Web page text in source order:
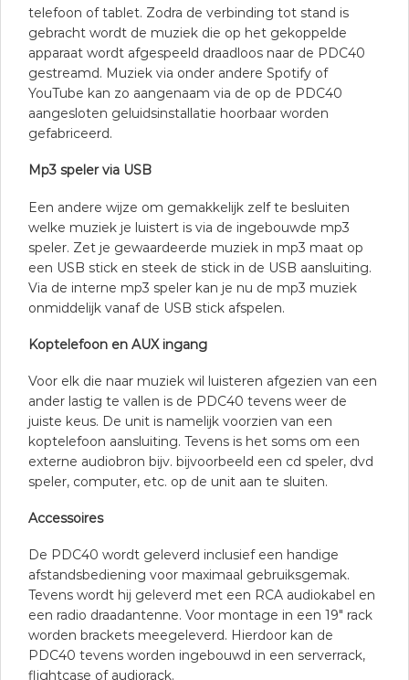
telefoon of tablet. Zodra de verbinding tot stand is
gebracht wordt de muziek die op het gekoppelde
apparaat wordt afgespeeld draadloos naar de PDC40
gestreamd. Muziek via onder andere Spotify of
YouTube kan zo aangenaam via de op de PDC40
aangesloten geluidsinstallatie hoorbaar worden
gefabriceerd.
Mp3 speler via USB
Een andere wijze om gemakkelijk zelf te besluiten
welke muziek je luistert is via de ingebouwde mp3
speler. Zet je gewaardeerde muziek in mp3 maat op
een USB stick en steek de stick in de USB aansluiting.
Via de interne mp3 speler kan je nu de mp3 muziek
onmiddelijk vanaf de USB stick afspelen.
Koptelefoon en AUX ingang
Voor elk die naar muziek wil luisteren afgezien van een
ander lastig te vallen is de PDC40 tevens weer de
juiste keus. De unit is namelijk voorzien van een
koptelefoon aansluiting. Tevens is het soms om een
externe audiobron bijv. bijvoorbeeld een cd speler, dvd
speler, computer, etc. op de unit aan te sluiten.
Accessoires
De PDC40 wordt geleverd inclusief een handige
afstandsbediening voor maximaal gebruiksgemak.
Tevens wordt hij geleverd met een RCA audiokabel en
een radio draadantenne. Voor montage in een 19″ rack
worden brackets meegeleverd. Hierdoor kan de
PDC40 tevens worden ingebouwd in een serverrack,
flightcase of audiorack.